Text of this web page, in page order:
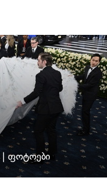
| ფოტოები